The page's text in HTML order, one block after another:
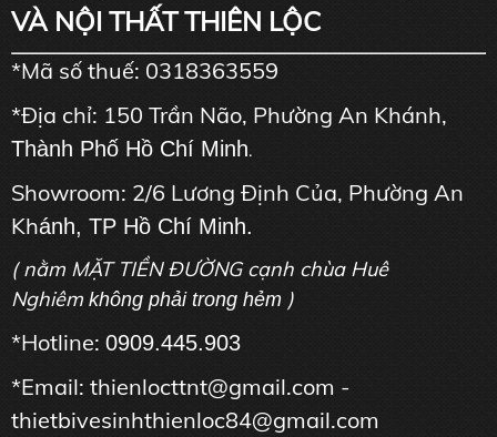
VÀ NỘI THẤT THIÊN LỘC
*Mã số thuế: 0318363559
*Địa chỉ: 150 Trần Não, Phường An Khánh,
Thành Phố Hồ Chí Minh.
Showroom: 2/6 Lương Định Của, Phường An
Khánh, TP Hồ Chí Minh.
( nằm MẶT TIỀN ĐƯỜNG cạnh chùa Huê
Nghiêm không phải trong hẻm )
*Hotline: 0909.445.903
*Email: thienlocttnt@gmail.com -
thietbivesinhthienloc84@gmail.com